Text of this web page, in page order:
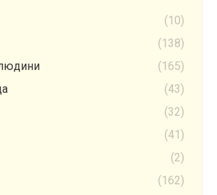
(10)
(138)
(165)
(43)
(32)
(41)
(2)
(162)